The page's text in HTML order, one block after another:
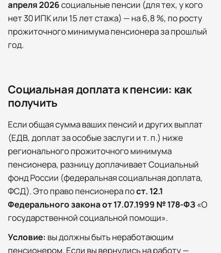
апреля2026социальные пенсии (для тех, у кого
нет 30 ИПК или 15 лет стажа) — на6,8 %, по росту
прожиточного минимума пенсионера за прошлый
год.
Социальная доплата к пенсии: как
получить
Если общая сумма ваших пенсий и других выплат
(ЕДВ, доплат за особые заслуги и т. п.) ниже
регионального прожиточного минимума
пенсионера, разницу доплачиваетСоциальный
фонд России (федеральная социальная доплата,
ФСД). Это право пенсионера пост. 12.1
Федерального закона от 17.07.1999 № 178-ФЗ«О
государственной социальной помощи».
Условие: вы должны быть неработающим
пенсионером. Если вы вернулись на работу —